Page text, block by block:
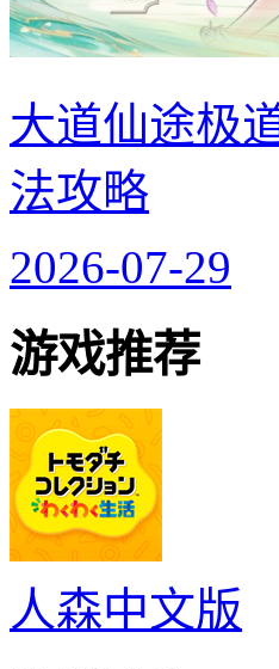
大道仙途极
法攻略
2026-07-29
游戏推荐
人森中文版